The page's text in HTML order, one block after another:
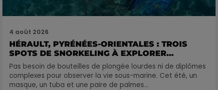
4 août 2026
HÉRAULT, PYRÉNÉES-ORIENTALES : TROIS
SPOTS DE SNORKELING À EXPLORER...
Pas besoin de bouteilles de plongée lourdes ni de diplômes
complexes pour observer la vie sous-marine. Cet été, un
masque, un tuba et une paire de palmes...